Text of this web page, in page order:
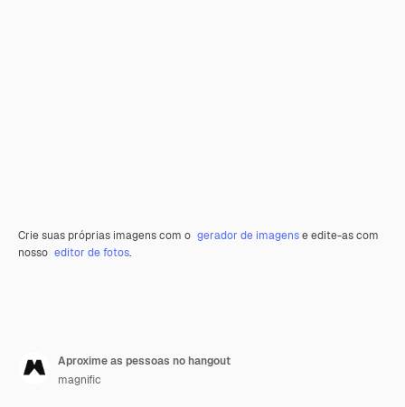
Crie suas próprias imagens com o gerador de imagense edite-as com
nosso editor de fotos.
Aproxime as pessoas no hangout
magnific